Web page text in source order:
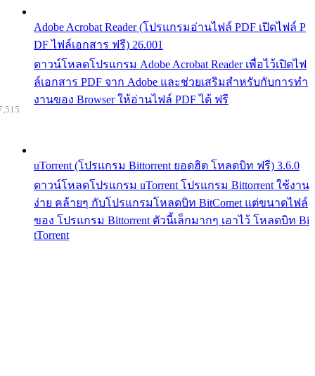
Adobe Acrobat Reader (โปรแกรมอ่านไฟล์ PDF เปิดไฟล์ P
DF ไฟล์เอกสาร ฟรี) 26.001
ดาวน์โหลดโปรแกรม Adobe Acrobat Reader เพื่อไว้เปิดไฟ
ล์เอกสาร PDF จาก Adobe และช่วยเสริมสำหรับกับการทำ
งานของ Browser ให้อ่านไฟล์ PDF ได้ ฟรี
uTorrent (โปรแกรม Bittorrent ยอดฮิต โหลดบิท ฟรี) 3.6.0
ดาวน์โหลดโปรแกรม uTorrent โปรแกรม Bittorrent ใช้งาน
ง่าย คล้ายๆ กับโปรแกรมโหลดบิท BitComet แต่ขนาดไฟล์
ของ โปรแกรม Bittorrent ตัวนี้เล็กมากๆ เอาไว้ โหลดบิท Bi
tTorrent